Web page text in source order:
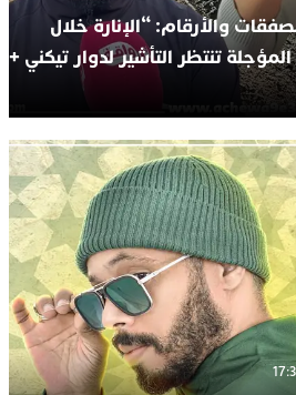
والأرقام: “الإنارة خلال
تنتظر التأشير لدوار تيكني +